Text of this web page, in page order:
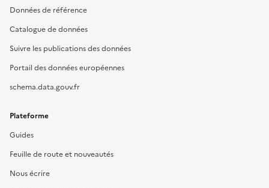
Données de référence
Catalogue de données
Suivre les publications des données
Portail des données européennes
schema.data.gouv.fr
Plateforme
Guides
Feuille de route et nouveautés
Nous écrire